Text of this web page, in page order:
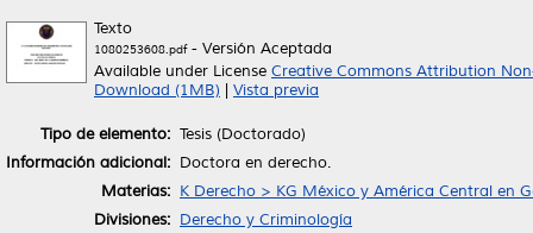
Texto
1080253608.pdf- Versión Aceptada
Available under License Creative Commons Attribution
Download (1MB)
Vista previa
Tipo de elemento: Tesis (Doctorado)
Información adicional: Doctora en derecho.
Materias: K Derecho > KG México y América Central en
Divisiones: Derecho y Criminología